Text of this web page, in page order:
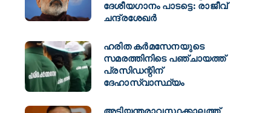
ദേശീയഗാനം പാടട്ടെ: രാജീവ്
ചന്ദ്രശേഖർ
ഹരിത കർമസേനയുടെ
സമരത്തിനിടെ പഞ്ചായത്ത്
പ്രസിഡന്റിന്
ദേഹാസ്വാസ്ഥ്യം
അടിയന്തരാവസ്ഥക്കാലത്ത്